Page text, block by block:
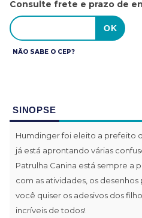
Consulte frete e prazo de
NÃO SABE O CEP?
SINOPSE
Humdinger foi eleito a prefeito
já está aprontando várias
Patrulha Canina está sempre a
com as atividades, os
você quiser os adesivos dos
incríveis de todos!